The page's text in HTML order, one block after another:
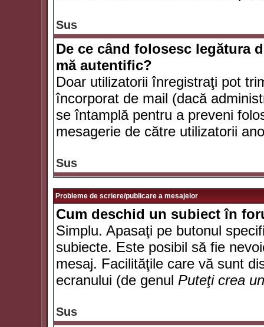
Sus
De ce când folosesc legătura
mă autentific?
Doar utilizatorii înregistraţi pot
încorporat de mail (dacă
se întamplă pentru a preveni
mesagerie de către utilizatorii
Sus
Probleme de scriere/publicare a mesajelor
Cum deschid un subiect în
Simplu. Apasaţi pe butonul
subiecte. Este posibil să fie
mesaj. Facilităţile care vă sunt
ecranului (de genul Puteţi crea
Sus